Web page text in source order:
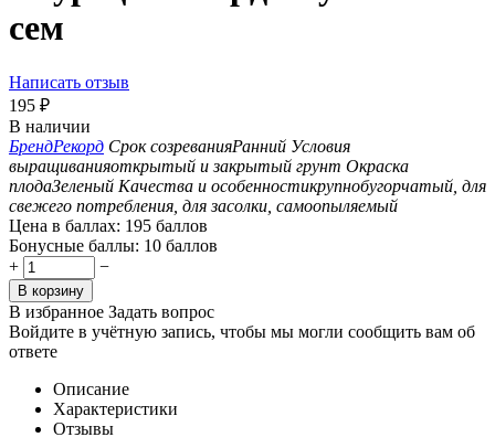
сем
Написать отзыв
195 ₽
В наличии
БрендРекорд Срок созреванияРанний Условия
выращиванияоткрытый и закрытый грунт Окраска
плодаЗеленый Качества и особенностикрупнобугорчатый, для
свежего потребления, для засолки, самоопыляемый
Цена в баллах: 195 баллов
Бонусные баллы: 10 баллов
+
−
В корзину
В избранное Задать вопрос
Войдите в учётную запись, чтобы мы могли сообщить вам об
ответе
Описание
Характеристики
Отзывы